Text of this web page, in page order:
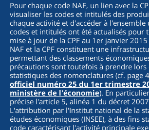
Pour chaque code NAF, un lien avec la
visualiser les codes et intitulés des
chaque activité et d'accéder à l'ensemble
codes et intitulés ont été actualisés pour
mise à jour de la CPF au 1er janvier 2015
NAF et la CPF constituent une
permettant des classements
précautions sont toutefois à prendre
statistiques des nomenclatures (cf. page
officiel numéro 25 du 1er trimestre
ministère de l'économie). En
précise l'article 5, alinéa 1 du décret
L'attribution par l'Institut national de la
études économiques (INSEE), à des fins
code caractérisant l'activité principale